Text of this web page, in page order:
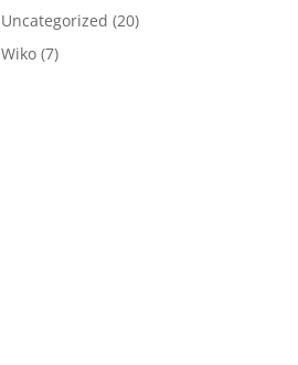
Uncategorized (20)
Wiko (7)